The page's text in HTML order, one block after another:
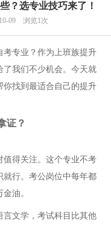
？选专业技巧来了！
09 浏览1次
考专业？作为上班族提升
了我们不少机会。今天就
你找到最适合自己的提升
证？
值得关注。这个专业不考
就行。考公岗位中每年都
油。
言文学，考试科目比其他